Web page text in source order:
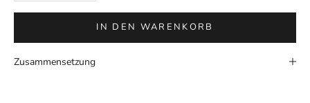
IN DEN WARENKORB
Zusammensetzung